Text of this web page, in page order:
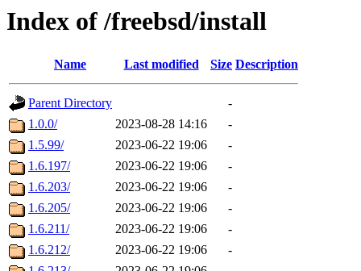
Index of /freebsd/install
Name Last modified Size Description
Parent Directory
-
1.0.0/
2023-08-28 14:16
-
1.5.99/
2023-06-22 19:06
-
1.6.197/
2023-06-22 19:06
-
1.6.203/
2023-06-22 19:06
-
1.6.205/
2023-06-22 19:06
-
1.6.211/
2023-06-22 19:06
-
1.6.212/
2023-06-22 19:06
-